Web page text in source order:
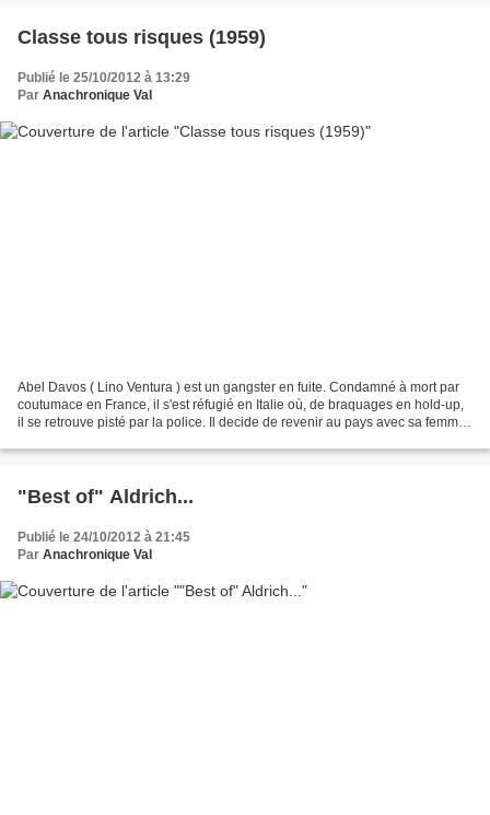
Classe tous risques (1959)
Publié le 25/10/2012 à 13:29
Par Anachronique Val
Abel Davos ( Lino Ventura ) est un gangster en fuite. Condamné à mort par
coutumace en France, il s'est réfugié en Italie où, de braquages en hold-up,
il se retrouve pisté par la police. Il decide de revenir au pays avec sa femme
"Best of" Aldrich...
Publié le 24/10/2012 à 21:45
Par Anachronique Val